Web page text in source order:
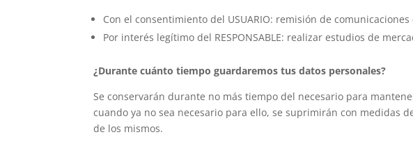
Con el consentimiento del USUARIO: remisión de
Por interés legítimo del RESPONSABLE: realizar estudios de
¿Durante cuánto tiempo guardaremos tus datos personales?
Se conservarán durante no más tiempo del necesario para
cuando ya no sea necesario para ello, se suprimirán con medidas
de los mismos.